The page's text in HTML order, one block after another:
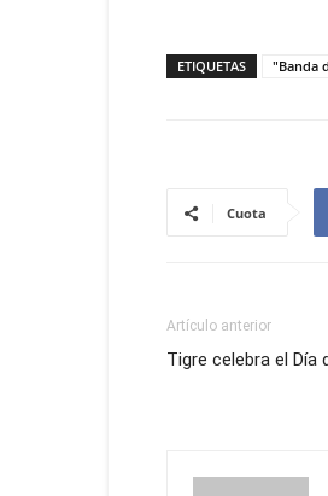
ETIQUETAS "Banda
Cuota
Artículo anterior
Tigre celebra el Día